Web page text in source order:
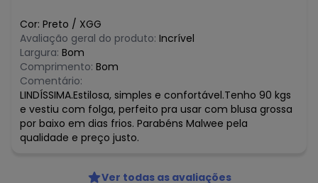
Cor: Preto / XGG
Avaliação geral do produto: Incrível
Largura: Bom
Comprimento: Bom
Comentário:
LINDÍSSIMA.Estilosa, simples e confortável.Tenho 90 kgs
e vestiu com folga, perfeito pra usar com blusa grossa
por baixo em dias frios. Parabéns Malwee pela
qualidade e preço justo.
Ver todas as avaliações